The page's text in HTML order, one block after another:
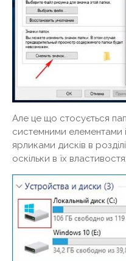
Але це що стосується
системними елементами
ярликами дисків в
оскільки в їх